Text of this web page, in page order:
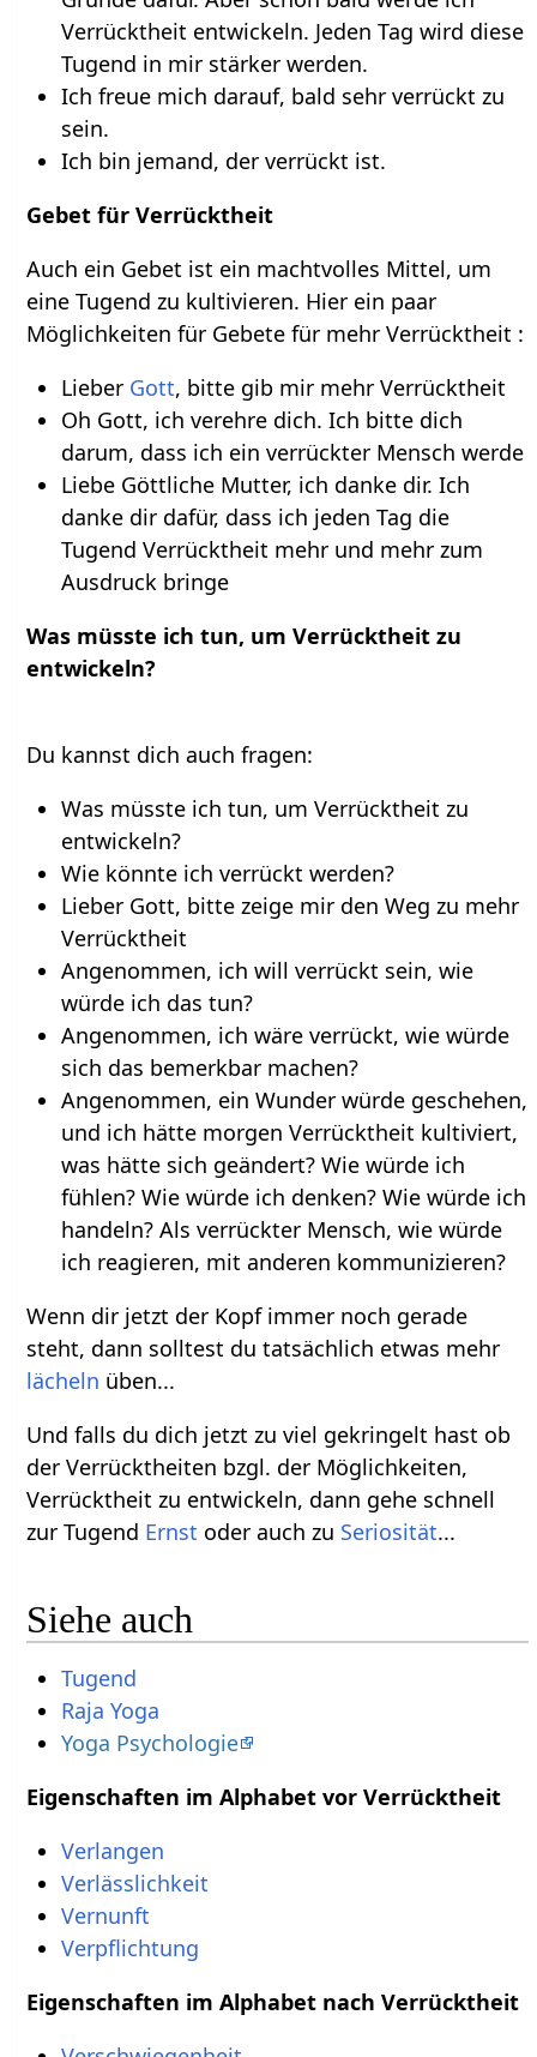
Verrücktheit entwickeln. Jeden Tag wird diese
Tugend in mir stärker werden.
Ich freue mich darauf, bald sehr verrückt zu
sein.
Ich bin jemand, der verrückt ist.
Gebet für Verrücktheit
Auch ein Gebet ist ein machtvolles Mittel, um
eine Tugend zu kultivieren. Hier ein paar
Möglichkeiten für Gebete für mehr Verrücktheit :
Lieber Gott, bitte gib mir mehr Verrücktheit
Oh Gott, ich verehre dich. Ich bitte dich
darum, dass ich ein verrückter Mensch werde
Liebe Göttliche Mutter, ich danke dir. Ich
danke dir dafür, dass ich jeden Tag die
Tugend Verrücktheit mehr und mehr zum
Ausdruck bringe
Was müsste ich tun, um Verrücktheit zu
entwickeln?
Du kannst dich auch fragen:
Was müsste ich tun, um Verrücktheit zu
entwickeln?
Wie könnte ich verrückt werden?
Lieber Gott, bitte zeige mir den Weg zu mehr
Verrücktheit
Angenommen, ich will verrückt sein, wie
würde ich das tun?
Angenommen, ich wäre verrückt, wie würde
sich das bemerkbar machen?
Angenommen, ein Wunder würde geschehen,
und ich hätte morgen Verrücktheit kultiviert,
was hätte sich geändert? Wie würde ich
fühlen? Wie würde ich denken? Wie würde ich
handeln? Als verrückter Mensch, wie würde
ich reagieren, mit anderen kommunizieren?
Wenn dir jetzt der Kopf immer noch gerade
steht, dann solltest du tatsächlich etwas mehr
lächeln üben...
Und falls du dich jetzt zu viel gekringelt hast ob
der Verrücktheiten bzgl. der Möglichkeiten,
Verrücktheit zu entwickeln, dann gehe schnell
zur Tugend Ernst oder auch zu Seriosität...
Siehe auch
Tugend
Raja Yoga
Yoga Psychologie
Eigenschaften im Alphabet vor Verrücktheit
Verlangen
Verlässlichkeit
Vernunft
Verpflichtung
Eigenschaften im Alphabet nach Verrücktheit